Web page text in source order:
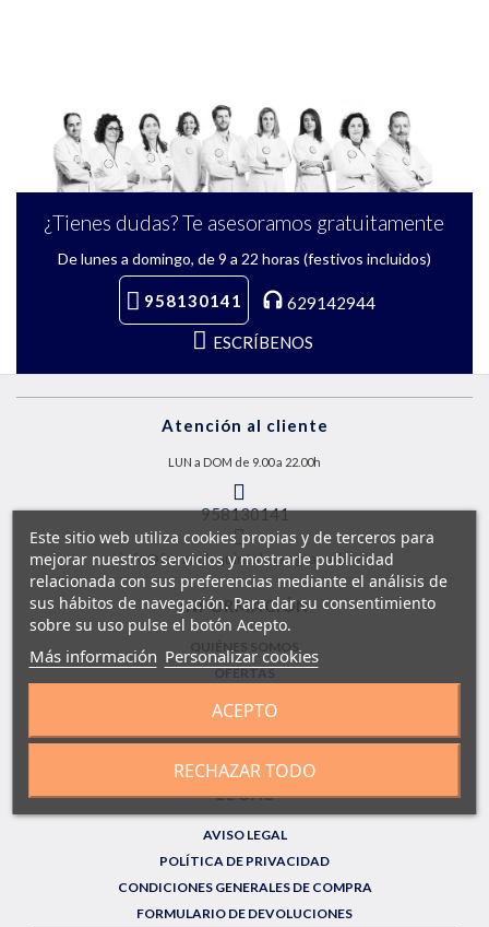
¿Tienes dudas? Te asesoramos gratuitamente
De lunes a domingo, de 9 a 22 horas (festivos incluidos)
958130141
629142944
ESCRÍBENOS
Atención al cliente
LUN a DOM de 9.00 a 22.00h
958130141
info@farmaciaquintalegregranada.es
INFORMACIÓN
QUIÉNES SOMOS
OFERTAS
LEGAL
AVISO LEGAL
POLÍTICA DE PRIVACIDAD
CONDICIONES GENERALES DE COMPRA
FORMULARIO DE DEVOLUCIONES
Este sitio web utiliza cookies propias y de terceros para
mejorar nuestros servicios y mostrarle publicidad
relacionada con sus preferencias mediante el análisis de
sus hábitos de navegación. Para dar su consentimiento
sobre su uso pulse el botón Acepto.
Más información Personalizar cookies
RECHAZAR TODO
ACEPTO